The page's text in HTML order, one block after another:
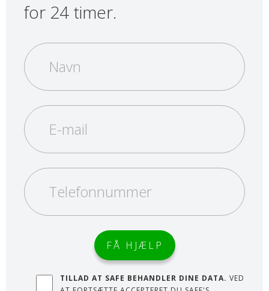
for 24 timer.
TILLAD AT SAFE BEHANDLER DINE DATA. VED